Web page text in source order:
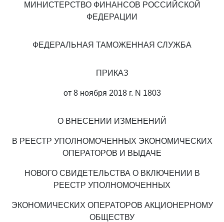
МИНИСТЕРСТВО ФИНАНСОВ РОССИЙСКОЙ
ФЕДЕРАЦИИ
ФЕДЕРАЛЬНАЯ ТАМОЖЕННАЯ СЛУЖБА
ПРИКАЗ
от 8 ноября 2018 г. N 1803
О ВНЕСЕНИИ ИЗМЕНЕНИЙ
В РЕЕСТР УПОЛНОМОЧЕННЫХ ЭКОНОМИЧЕСКИХ
ОПЕРАТОРОВ И ВЫДАЧЕ
НОВОГО СВИДЕТЕЛЬСТВА О ВКЛЮЧЕНИИ В
РЕЕСТР УПОЛНОМОЧЕННЫХ
ЭКОНОМИЧЕСКИХ ОПЕРАТОРОВ АКЦИОНЕРНОМУ
ОБЩЕСТВУ